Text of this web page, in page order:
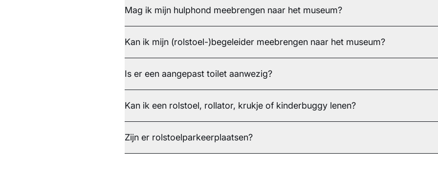
Mag ik mijn hulphond meebrengen naar het museum?
Kan ik mijn (rolstoel-)begeleider meebrengen naar het museum?
Is er een aangepast toilet aanwezig?
Kan ik een rolstoel, rollator, krukje of kinderbuggy lenen?
Zijn er rolstoelparkeerplaatsen?